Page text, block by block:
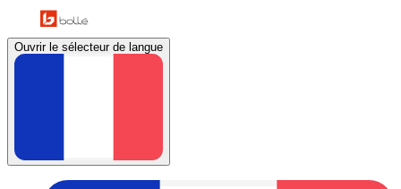
Ouvrir le sélecteur de langue